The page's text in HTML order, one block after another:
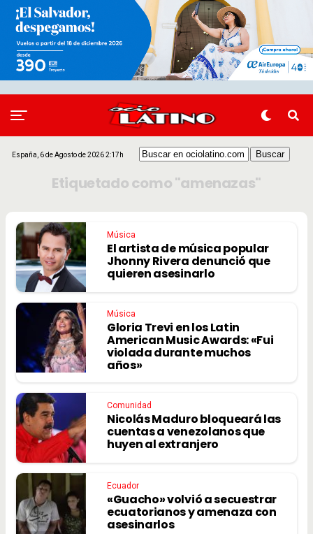
España, 6 de Agosto de 2026 2:17h
Etiquetado como "amenazas"
Música
El artista de música popular
Jhonny Rivera denunció que
quieren asesinarlo
Música
Gloria Trevi en los Latin
American Music Awards: «Fui
violada durante muchos
años»
Comunidad
Nicolás Maduro bloqueará las
cuentas a venezolanos que
huyen al extranjero
Ecuador
«Guacho» volvió a secuestrar
ecuatorianos y amenaza con
asesinarlos